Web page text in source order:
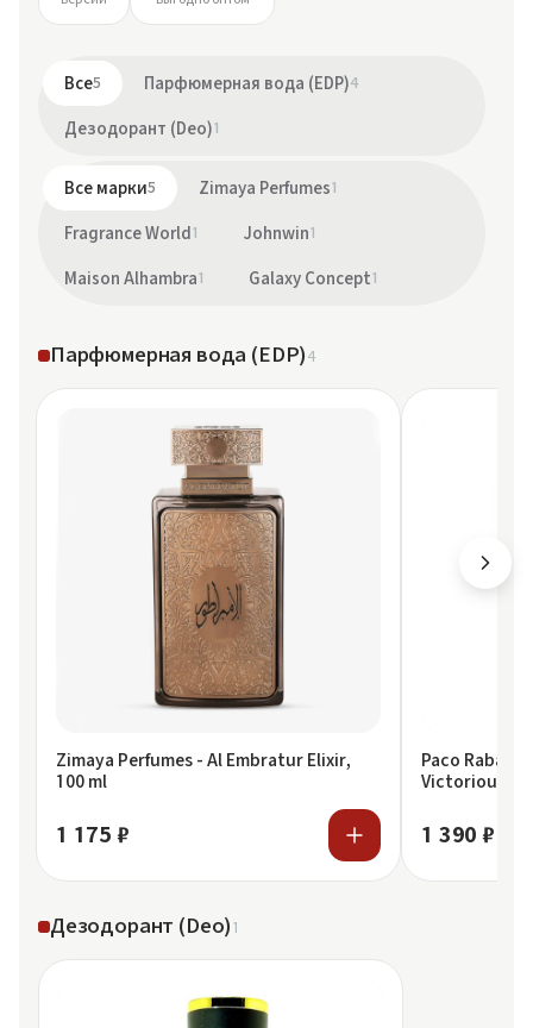
Все5 Парфюмерная вода (EDP)4
Дезодорант (Deo)1
Все марки5 Zimaya Perfumes1
Fragrance World 1 Johnwin1
Maison Alhambra1 Galaxy Concept1
Парфюмерная вода (EDP)4
Zimaya Perfumes - Al Embratur Elixir,
100 ml
1 175 ₽
Paco
Victorious,
1 390 ₽
Дезодорант (Deo)1